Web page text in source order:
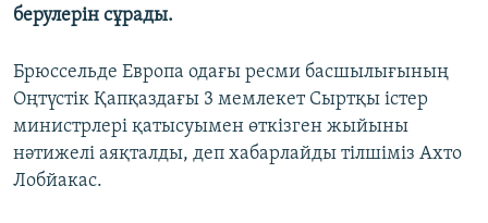
ЖАЗЫЛЫҢЫЗ
Басқа тілдерде
берулерін сұрады.
Брюссельде Европа одағы ресми басшылығының
Оңтүстік Қапқаздағы 3 мемлекет Сыртқы істер
министрлері қатысуымен өткізген жыйыны
нәтижелі аяқталды, деп хабарлайды тілшіміз Ахто
Лобйакас.